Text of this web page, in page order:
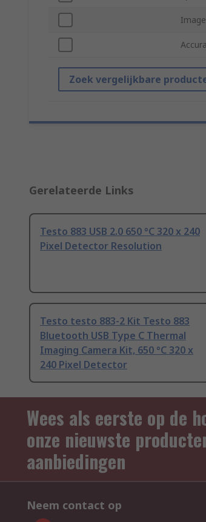
Zoek vergelijkbare
Gerelateerde Links
Testo 883 USB 2.0 650 °C 320 x 240
Pixel Detector Resolution
Testo testo 883-2 Kit Testo 883
Bluetooth USB Type C Thermal
Imaging Camera Kit, 650 °C 320 x
240 Pixel Detector
Wees als eerste op de
onze nieuwste
aanbiedingen
Neem contact op